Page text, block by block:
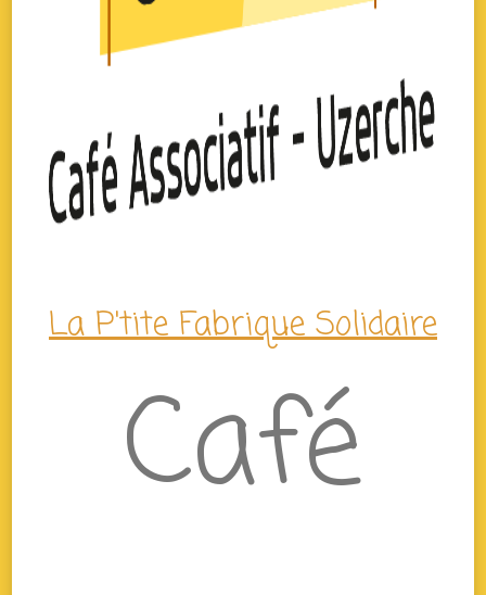
La P'tite Fabrique Solidaire
Café